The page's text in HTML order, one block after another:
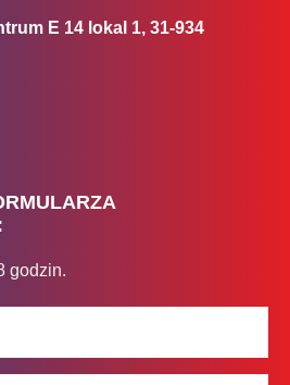
E 14 lokal 1, 31-934
godzin.